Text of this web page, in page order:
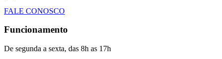
FALE CONOSCO
Funcionamento
De segunda a sexta, das 8h as 17h